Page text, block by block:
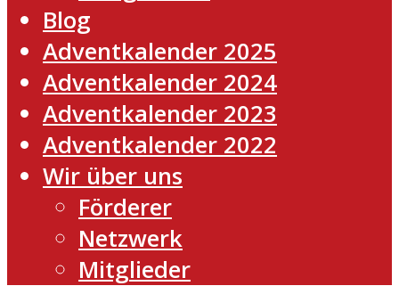
Blog
Adventkalender 2025
Adventkalender 2024
Adventkalender 2023
Adventkalender 2022
Wir über uns
Förderer
Netzwerk
Mitglieder